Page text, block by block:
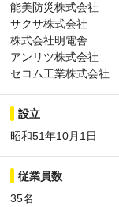
能美防災株式会社
サクサ株式会社
株式会社明電舎
アンリツ株式会社
セコム工業株式会社
設立
昭和51年10月1日
従業員数
35名